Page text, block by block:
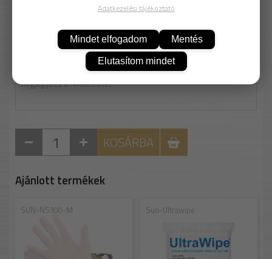
8 119 Ft
Nettó: 6 393 Ft
KOSÁRBA
Ajánlott termékek
SUN-NS300-M Sun-Ultrawipe
Adatkezelési tájékoztató
Mindet elfogadom Mentés
Elutasítom mindet